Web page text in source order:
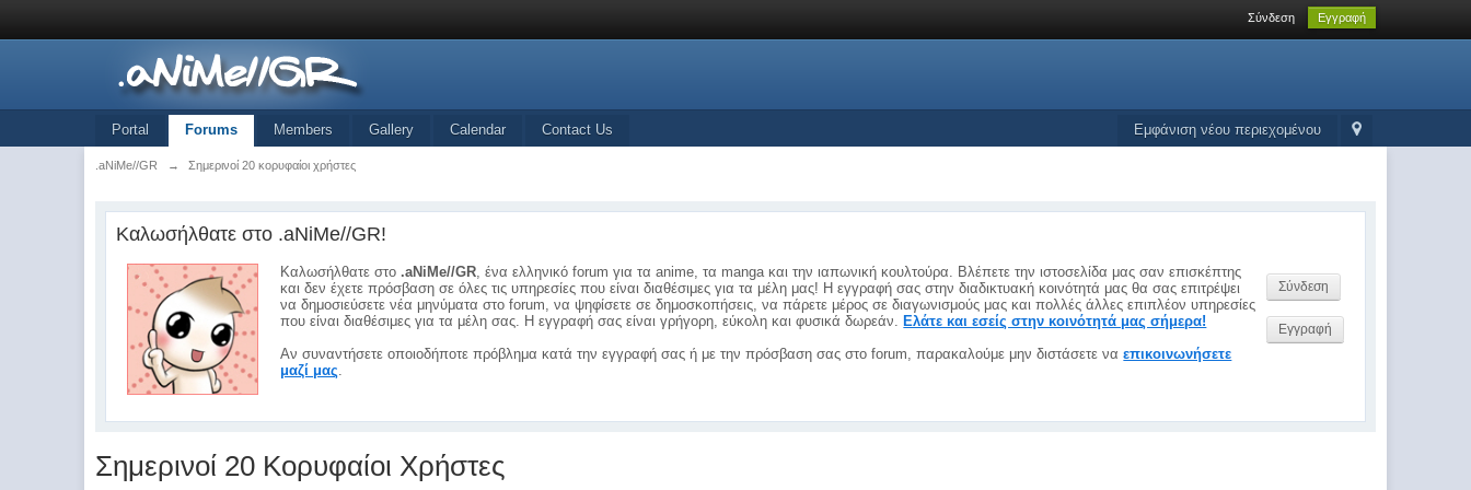
Σύνδεση Εγγραφή
Εμφάνιση νέου περιεχομένου
Portal Forums Members Gallery Calendar Contact Us
.aNiMe//GR → Σημερινοί 20 κορυφαίοι χρήστες
Καλωσήλθατε στο .aNiMe//GR!
Σύνδεση
Εγγραφή
Καλωσήλθατε στο .aNiMe//GR, ένα ελληνικό forum για τα anime, τα manga και την ιαπωνική κουλτούρα. Βλέπετε την ιστοσελίδα μας σαν επισκέπτης
και δεν έχετε πρόσβαση σε όλες τις υπηρεσίες που είναι διαθέσιμες για τα μέλη μας! Η εγγραφή σας στην διαδικτυακή κοινότητά μας θα σας επιτρέψει
να δημοσιεύσετε νέα μηνύματα στο forum, να ψηφίσετε σε δημοσκοπήσεις, να πάρετε μέρος σε διαγωνισμούς μας και πολλές άλλες επιπλέον υπηρεσίες
που είναι διαθέσιμες για τα μέλη σας. Η εγγραφή σας είναι γρήγορη, εύκολη και φυσικά δωρεάν. Ελάτε και εσείς στην κοινότητά μας σήμερα!
Αν συναντήσετε οποιοδήποτε πρόβλημα κατά την εγγραφή σας ή με την πρόσβαση σας στο forum, παρακαλούμε μην διστάσετε ναεπικοινωνήσετε
μαζί μας.
Σημερινοί 20 Κορυφαίοι Χρήστες